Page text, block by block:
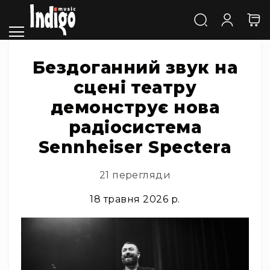
Каталог
та
компоненти
Активні
АС
Пасивні
Сабвуфери
Саундбари
Сценічні
монітори
Автономна
акустика
Бездоганний звук на
сцені театру
демонструє нова
радіосистема
Sennheiser Spectera
21 перегляди
18 травня 2026 р.